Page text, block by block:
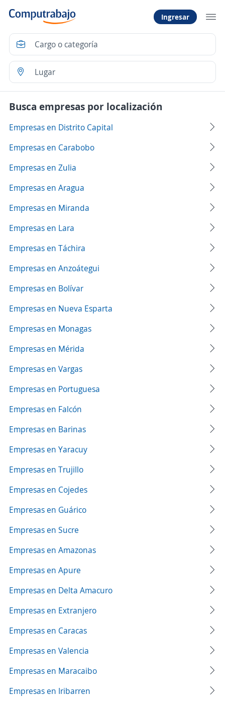
Ingresar
Busca empresas por localización
Empresas en Distrito Capital
Empresas en Carabobo
Empresas en Zulia
Empresas en Aragua
Empresas en Miranda
Empresas en Lara
Empresas en Táchira
Empresas en Anzoátegui
Empresas en Bolívar
Empresas en Nueva Esparta
Empresas en Monagas
Empresas en Mérida
Empresas en Vargas
Empresas en Portuguesa
Empresas en Falcón
Empresas en Barinas
Empresas en Yaracuy
Empresas en Trujillo
Empresas en Cojedes
Empresas en Guárico
Empresas en Sucre
Empresas en Amazonas
Empresas en Apure
Empresas en Delta Amacuro
Empresas en Extranjero
Empresas en Caracas
Empresas en Valencia
Empresas en Maracaibo
Empresas en Iribarren